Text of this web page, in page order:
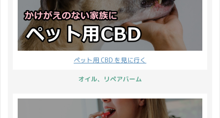
ペット用 CBD を見に行く
オイル、リペアバーム